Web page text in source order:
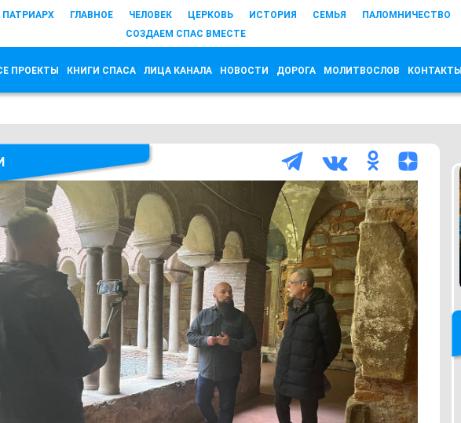
ПАТРИАРХ ГЛАВНОЕ ЧЕЛОВЕК ЦЕРКОВЬ ИСТОРИЯ СЕМЬЯ ПАЛОМНИЧЕСТВО
СОЗДАЕМ СПАС ВМЕСТЕ
ПРОЕКТЫ КНИГИ СПАСА ЛИЦА КАНАЛА НОВОСТИ ДОРОГА МОЛИТВОСЛОВ КОНТАКТЫ